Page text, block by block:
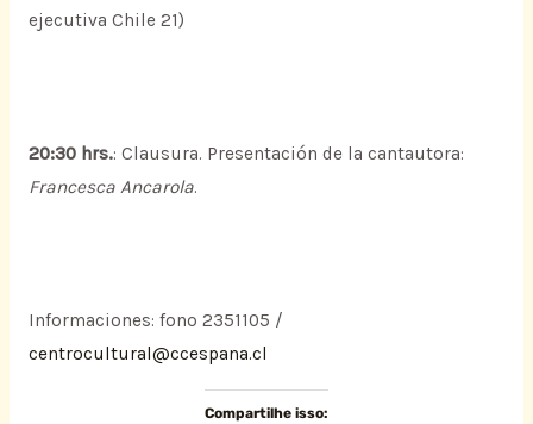
ejecutiva Chile 21)
20:30 hrs.: Clausura. Presentación de la cantautora:
Francesca Ancarola.
Informaciones: fono 2351105 /
centrocultural@ccespana.cl
Compartilhe isso: